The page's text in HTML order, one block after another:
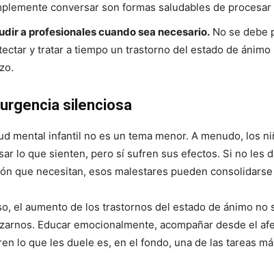
conversar son formas saludables de
a profesionales cuando sea necesario. No se debe
y tratar a tiempo un trastorno del estado de
silenciosa
mental infantil no es un tema menor. A menudo, los
lo que sienten, pero sí sufren sus efectos. Si no les
que necesitan, esos malestares pueden
el aumento de los trastornos del estado de ánimo no
Educar emocionalmente, acompañar desde el
lo que les duele es, en el fondo, una de las tareas